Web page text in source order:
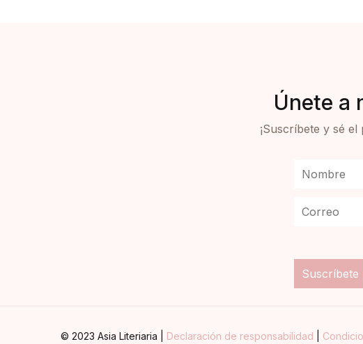
Únete a
¡Suscríbete y sé
© 2023 Asia Literiaria | Declaración de responsabilidad